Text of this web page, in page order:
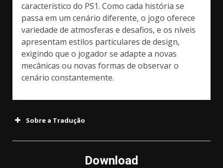
característico do PS1. Como cada história se
passa em um cenário diferente, o jogo oferece
variedade de atmosferas e desafios, e os níveis
apresentam estilos particulares de design,
exigindo que o jogador se adapte a novas
mecânicas ou novas formas de observar o
cenário constantemente.
Sobre a Tradução
Download